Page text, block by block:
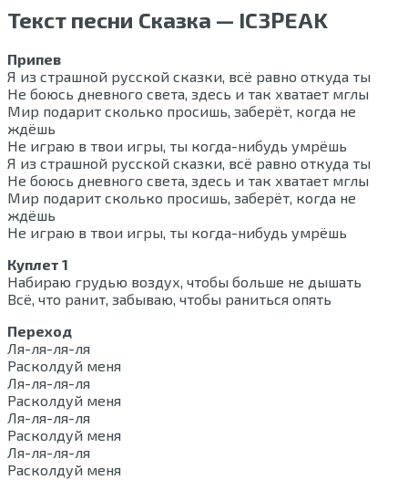
Текст песни Сказка — IC3PEAK
Припев
Я из страшной русской сказки, всё равно откуда ты
Не боюсь дневного света, здесь и так хватает мглы
Мир подарит сколько просишь, заберёт, когда не
ждёшь
Не играю в твои игры, ты когда-нибудь умрёшь
Я из страшной русской сказки, всё равно откуда ты
Не боюсь дневного света, здесь и так хватает мглы
Мир подарит сколько просишь, заберёт, когда не
ждёшь
Не играю в твои игры, ты когда-нибудь умрёшь
Куплет 1
Набираю грудью воздух, чтобы больше не дышать
Всё, что ранит, забываю, чтобы раниться опять
Переход
Ля-ля-ля-ля
Расколдуй меня
Ля-ля-ля-ля
Расколдуй меня
Ля-ля-ля-ля
Расколдуй меня
Ля-ля-ля-ля
Расколдуй меня